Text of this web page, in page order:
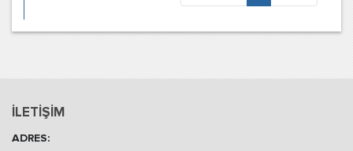
İLETİŞİM
ADRES: